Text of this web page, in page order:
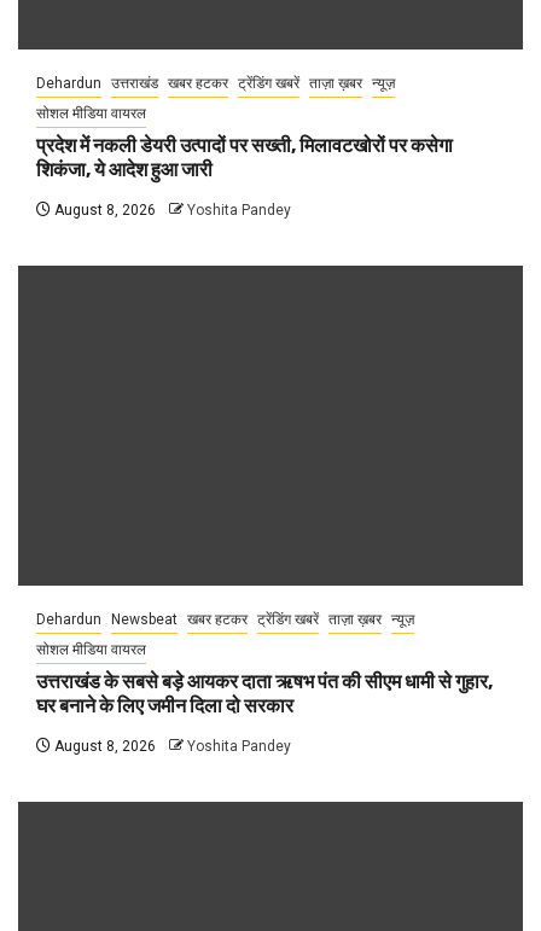
Dehardun उत्तराखंड खबर हटकर ट्रेंडिंग खबरें ताज़ा ख़बर न्यूज़
सोशल मीडिया वायरल
प्रदेश में नकली डेयरी उत्पादों पर सख्ती, मिलावटखोरों पर कसेगा
शिकंजा, ये आदेश हुआ जारी
August 8, 2026 Yoshita Pandey
Dehardun Newsbeat खबर हटकर ट्रेंडिंग खबरें ताज़ा ख़बर न्यूज़
सोशल मीडिया वायरल
उत्तराखंड के सबसे बड़े आयकर दाता ऋषभ पंत की सीएम धामी से गुहार,
घर बनाने के लिए जमीन दिला दो सरकार
August 8, 2026 Yoshita Pandey